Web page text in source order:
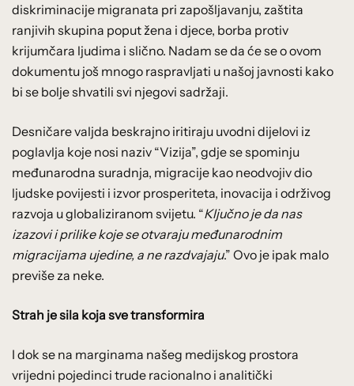
diskriminacije migranata pri zapošljavanju, zaštita
ranjivih skupina poput žena i djece, borba protiv
krijumčara ljudima i slično. Nadam se da će se o ovom
dokumentu još mnogo raspravljati u našoj javnosti kako
bi se bolje shvatili svi njegovi sadržaji.
Desničare valjda beskrajno iritiraju uvodni dijelovi iz
poglavlja koje nosi naziv “Vizija”, gdje se spominju
međunarodna suradnja, migracije kao neodvojiv dio
ljudske povijesti i izvor prosperiteta, inovacija i održivog
razvoja u globaliziranom svijetu. “Ključno je da nas
izazovi i prilike koje se otvaraju međunarodnim
migracijama ujedine, a ne razdvajaju.” Ovo je ipak malo
previše za neke.
Strah je sila koja sve transformira
I dok se na marginama našeg medijskog prostora
vrijedni pojedinci trude racionalno i analitički